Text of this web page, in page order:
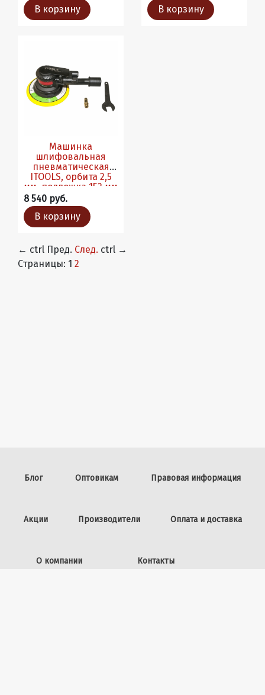
В корзину
В корзину
Машинка
шлифовальная
пневматическая
ITOOLS, орбита 2,5
мм, подложка 152 мм
15 отв со шлангом
8 540 руб.
В корзину
← ctrl Пред. След. ctrl →
Страницы: 1 2
Блог Оптовикам Правовая информация
Акции Производители Оплата и доставка
О компании Контакты